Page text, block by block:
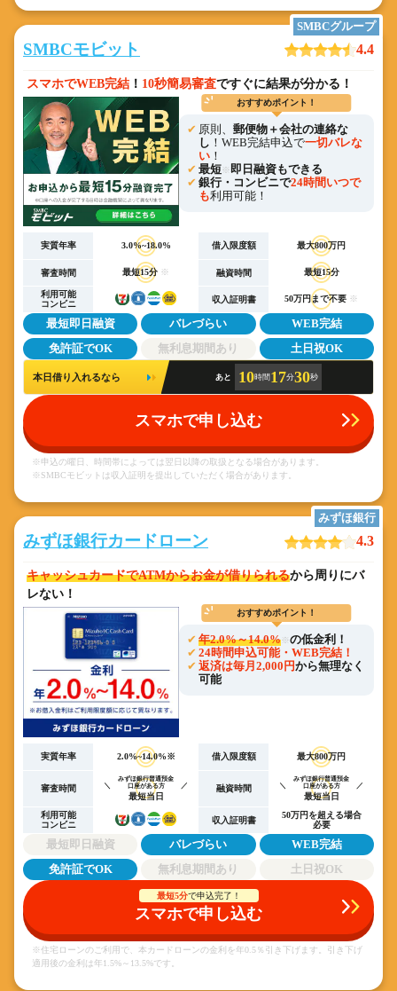
SMBCグループ
SMBCモビット 4.4
スマホでWEB完結 ！ 10秒簡易審査ですぐに結果が分かる！
おすすめポイント！
原則、 郵便物＋会社の連絡な
し ！WEB完結申込で一切バレな
い！
最短※ 即日融資もできる
銀行・コンビニで24時間いつで
も利用可能！
実質年率 3.0%~18.0% 借入限度額 最大800万円
審査時間 最短15分 ※ 融資時間 最短15分
利用可能
コンビニ
収入証明書 50万円まで不要 ※
最短即日融資 バレづらい
WEB完結
免許証でOK
無利息期間あり 土日祝OK
本日借り入れるなら あと 10時間 17分30秒
スマホで申し込む
※申込の曜日、時間帯によっては翌日以降の取扱となる場合があります。
※SMBCモビットは収入証明を提出していただく場合があります。
みずほ銀行
みずほ銀行カードローン 4.3
キャッシュカードでATMからお金が借りられるから周りにバ
レない！
おすすめポイント！
年2.0%～14.0%※の低金利！
24時間申込可能・WEB完結！
返済は毎月2,000円から無理なく
可能
実質年率 2.0%~14.0%※ 借入限度額 最大800万円
審査時間
みずほ銀行普通預金
口座がある方
最短当日
融資時間
みずほ銀行普通預金
口座がある方
最短当日
利用可能
コンビニ
収入証明書
50万円を超える場合
必要
最短即日融資 バレづらい
WEB完結
免許証でOK
無利息期間あり 土日祝OK
最短5分で申込完了！
スマホで申し込む
※住宅ローンのご利用で、本カードローンの金利を年0.5％引き下げます。引き下げ
適用後の金利は年1.5%～13.5%です。